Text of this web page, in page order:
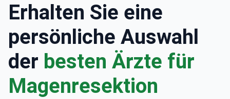
Erhalten Sie eine
persönliche Auswahl
der besten Ärzte für
Magenresektion